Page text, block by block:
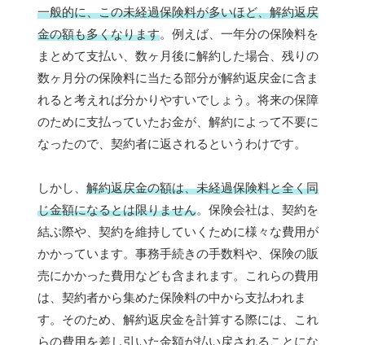
一般的に、この未経過保険料が多いほど、解約返戻
金の額も多くなります。例えば、一年分の保険料を
まとめて支払い、数ヶ月後に解約した場合、残りの
数ヶ月分の保険料に当たる部分が解約返戻金に含ま
れると考えれば分かりやすいでしょう。将来の保障
のために支払っていたお金が、解約によって不要に
なったので、契約者に返されるというわけです。
しかし、 解約返戻金の額は、未経過保険料と全く同
じ金額になるとは限りません。保険会社は、契約を
結ぶ際や、契約を維持していくために様々な費用が
かかっています。事務手続きの手数料や、保険の販
売にかかった費用なども含まれます。これらの費用
は、契約者から集めた保険料の中から支払われま
す。そのため、解約返戻金を計算する際には、これ
らの費用を差し引いた金額が払い戻されることにな